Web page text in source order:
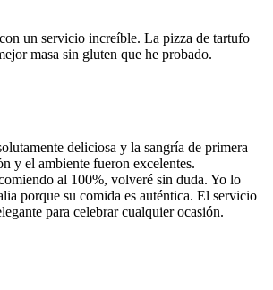
un servicio increíble. La pizza de tartufo
masa sin gluten que he probado.
deliciosa y la sangría de primera
y el ambiente fueron excelentes.
al 100%, volveré sin duda. Yo lo
porque su comida es auténtica. El servicio
para celebrar cualquier ocasión.